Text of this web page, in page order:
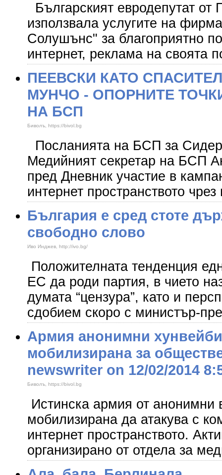
Българският евродепутат
използвала услугите на
Солушънс" за благоприятно
интернет, реклама на своята
ПЕЕВСКИ КАТО
МУНЧО - ОПОРНИТЕ
НА БСП
Биволъ, https://bivol.bg
Посланията на БСП за
Медийният секретар на БСП
пред Дневник участие в
интернет пространството
България е сред стоте
свободно слово
Иво Инджев, http://ivo.bg/
Положителната тенденция
ЕС да роди партия, в чието
думата “цензура”, като и
сдобием скоро с министър-
Армия анонимни
мобилизирана за
newswriter on 12/02/2014
Биволъ, https://bivol.bg
Истинска армия от анонимни
мобилизирана да атакува с
интернет пространството.
организирано от отдела за